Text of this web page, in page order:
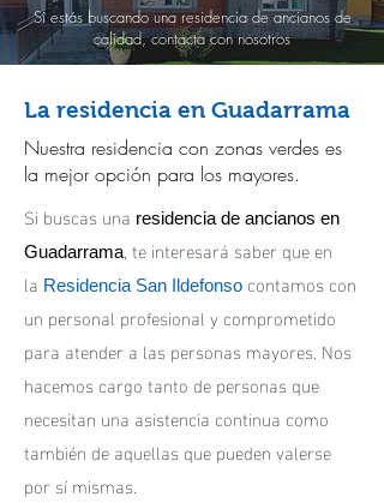
Si estás buscando una residencia de ancianos de
calidad, contacta con nosotros
La residencia en Guadarrama
Nuestra residencia con zonas verdes es
la mejor opción para los mayores.
Si buscas una residencia de ancianos en
Guadarrama, te interesará saber que en
la Residencia San Ildefonso contamos con
un personal profesional y comprometido
para atender a las personas mayores. Nos
hacemos cargo tanto de personas que
necesitan una asistencia continua como
también de aquellas que pueden valerse
por sí mismas.